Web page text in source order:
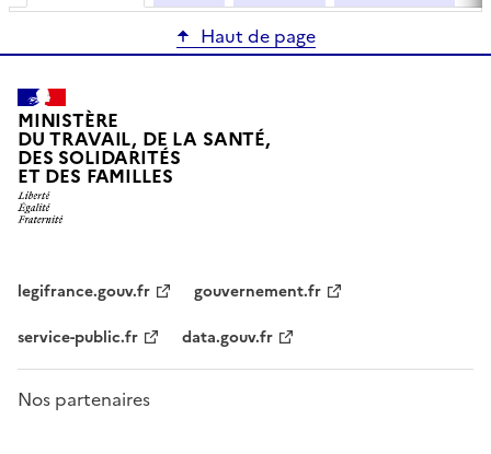
Haut de page
MINISTÈRE
DU TRAVAIL, DE LA SANTÉ,
DES SOLIDARITÉS
ET DES FAMILLES
legifrance.gouv.fr
gouvernement.fr
service-public.fr
data.gouv.fr
Nos partenaires